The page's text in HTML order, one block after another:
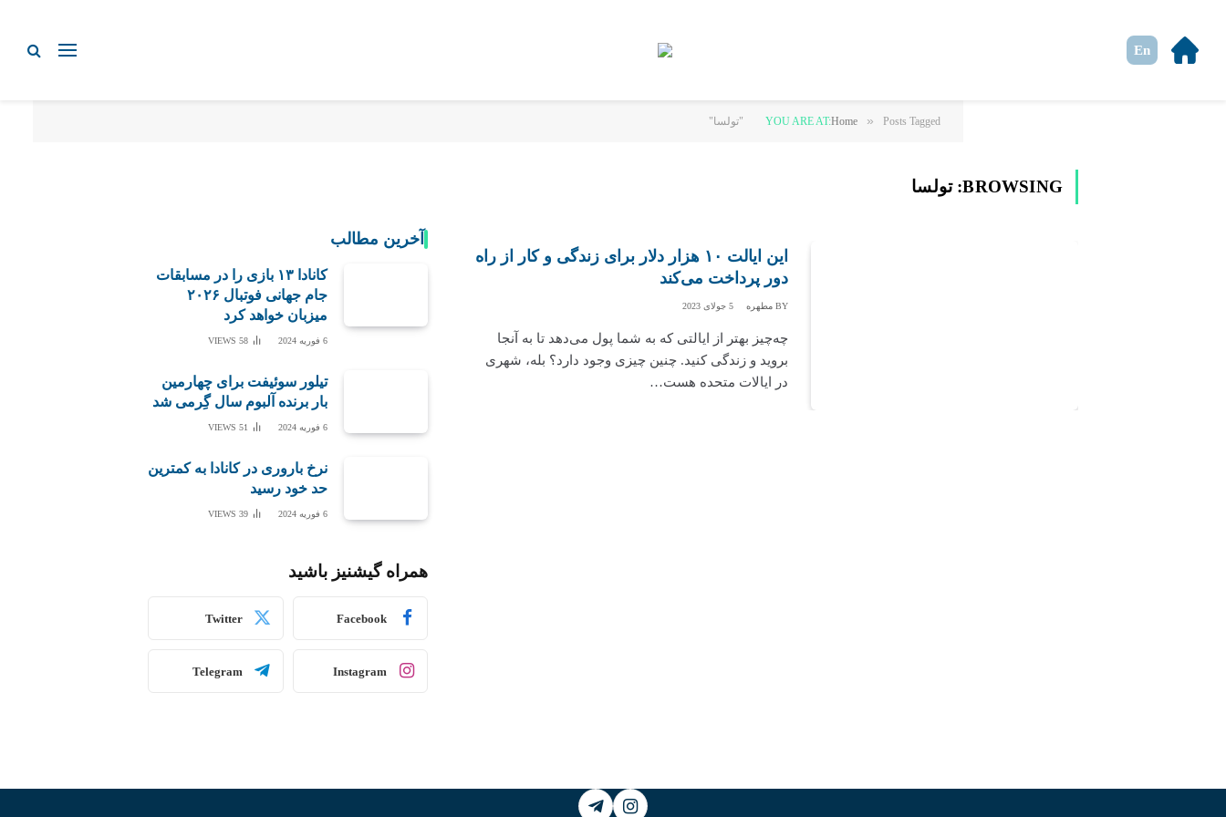
En
YOU ARE AT:Home » Posts Tagged "تولسا"
BROWSING: تولسا
این ایالت ۱۰ هزار دلار برای زندگی و کار از راه
دور پرداخت می‌کند
BY مطهره 5 جولای 2023
چه‌چیز بهتر از ایالتی که به شما پول می‌دهد تا به آنجا
بروید و زندگی کنید. چنین چیزی وجود دارد؟ بله، شهری
در ایالات متحده هست…
آخرین مطالب
کانادا ۱۳ بازی را در مسابقات
جام جهانی فوتبال ۲۰۲۶
میزبان خواهد کرد
6 فوریه 2024 58
VIEWS
تیلور سوئیفت برای چهارمین
بار برنده آلبوم سال گِرمی شد
6 فوریه 2024 51
VIEWS
نرخ باروری در کانادا به کمترین
حد خود رسید
6 فوریه 2024 39
VIEWS
همراه گیشنیز باشید
Facebook
Twitter
Instagram
Telegram
Instagram
Telegram